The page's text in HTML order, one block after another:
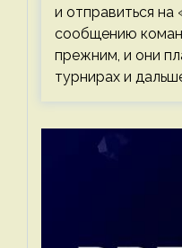
и отправиться на
сообщению
прежним, и они
турнирах и